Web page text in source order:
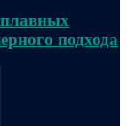
подхода